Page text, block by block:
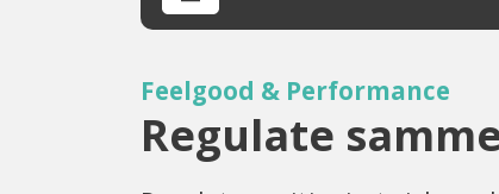
Feelgood & Performance
Regulate